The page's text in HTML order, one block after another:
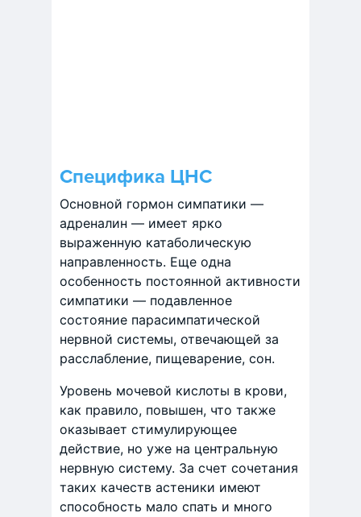
Специфика ЦНС
Основной гормон симпатики —
адреналин — имеет ярко
выраженную катаболическую
направленность. Еще одна
особенность постоянной активности
симпатики — подавленное
состояние парасимпатической
нервной системы, отвечающей за
расслабление, пищеварение, сон.
Уровень мочевой кислоты в крови,
как правило, повышен, что также
оказывает стимулирующее
действие, но уже на центральную
нервную систему. За счет сочетания
таких качеств астеники имеют
способность мало спать и много